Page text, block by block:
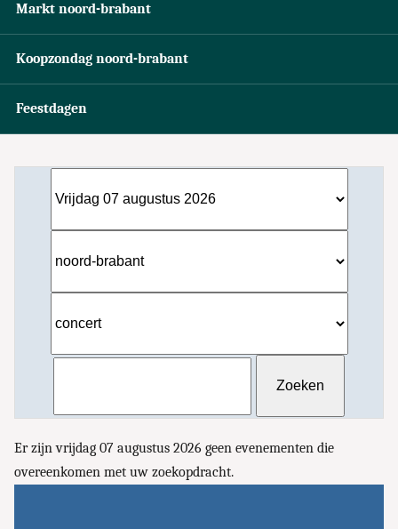
Markt noord-brabant
Koopzondag noord-brabant
Feestdagen
Er zijn vrijdag 07 augustus 2026 geen evenementen die
overeenkomen met uw zoekopdracht.